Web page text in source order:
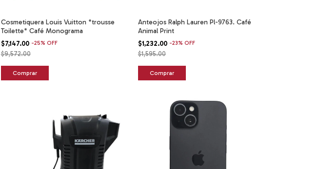
Cosmetiquera Louis Vuitton *trousse
Toilette* Café Monograma
$7,147.00 -25% OFF
$9,572.00
Anteojos Ralph Lauren Pl-9763. Café
Animal Print
$1,232.00 -23% OFF
$1,595.00